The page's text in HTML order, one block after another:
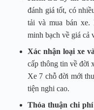
đánh giá tốt, có
tải và mua bán xe.
minh bạch về giá cả
Xác nhận loại xe
cấp thông tin về đời
Xe 7 chỗ đời mới
tiện nghi cao.
Thỏa thuận chi